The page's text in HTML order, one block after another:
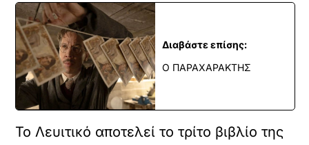
Διαβάστε επίσης:
Ο ΠΑΡΑΧΑΡΑΚΤΗΣ
Το Λευιτικό αποτελεί το τρίτο βιβλίο της